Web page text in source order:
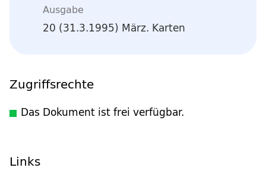
Ausgabe
20 (31.3.1995) März. Karten
Zugriffsrechte
Das Dokument ist frei verfügbar.
Links